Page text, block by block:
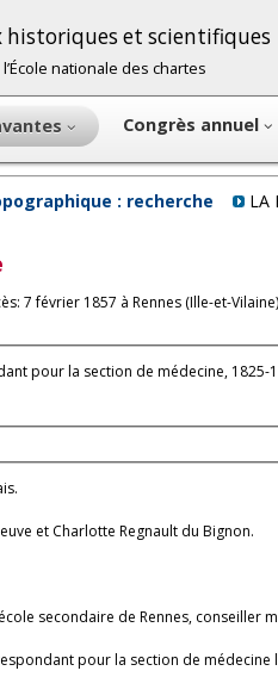
et scientifiques
nationale des chartes
Congrès annuel
: recherche LA
7 février 1857 à Rennes (Ille-et-Vilaine)
pour la section de médecine, 1825-
et Charlotte Regnault du Bignon.
secondaire de Rennes, conseiller
pour la section de